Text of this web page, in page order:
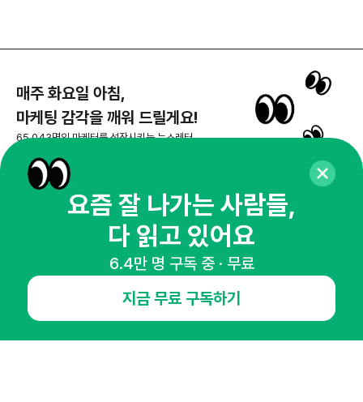
매주 화요일 아침,
마케팅 감각을 깨워 드릴게요!
65,043명의 마케터를 성장시키는 뉴스레터
뉴스레터 구독하기
공지사항 제휴문의
인사이터 신청
뉴스레터
광고안내
요즘 잘 나가는 사람들,
다 읽고 있어요
6.4만 명 구독 중 · 무료
지금 무료 구독하기